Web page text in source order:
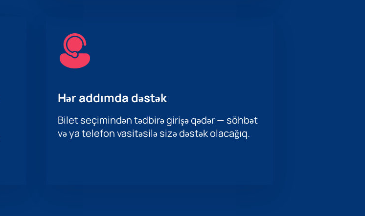
Hər addımda dəstək
Bilet seçimindən tədbirə girişə qədər — söhbət
və ya telefon vasitəsilə sizə dəstək olacağıq.